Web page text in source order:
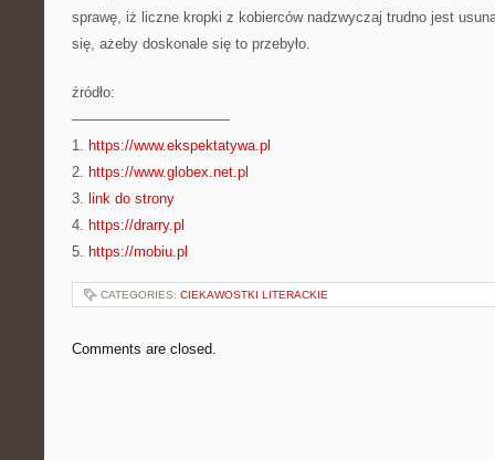
sprawę, iż liczne kropki z kobierców nadzwyczaj trudno jest
się, ażeby doskonale się to przebyło.
źródło:
———————————
1. https://www.ekspektatywa.pl
2. https://www.globex.net.pl
3. link do strony
4. https://drarry.pl
5. https://mobiu.pl
CATEGORIES: CIEKAWOSTKI LITERACKIE
Comments are closed.